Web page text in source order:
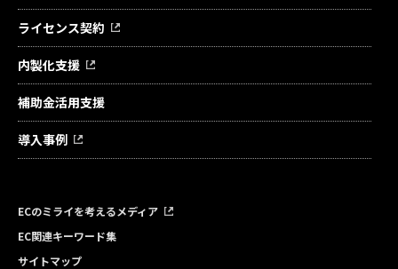
ライセンス契約
内製化支援
補助金活用支援
導入事例
ECのミライを考えるメディア
EC関連キーワード集
サイトマップ